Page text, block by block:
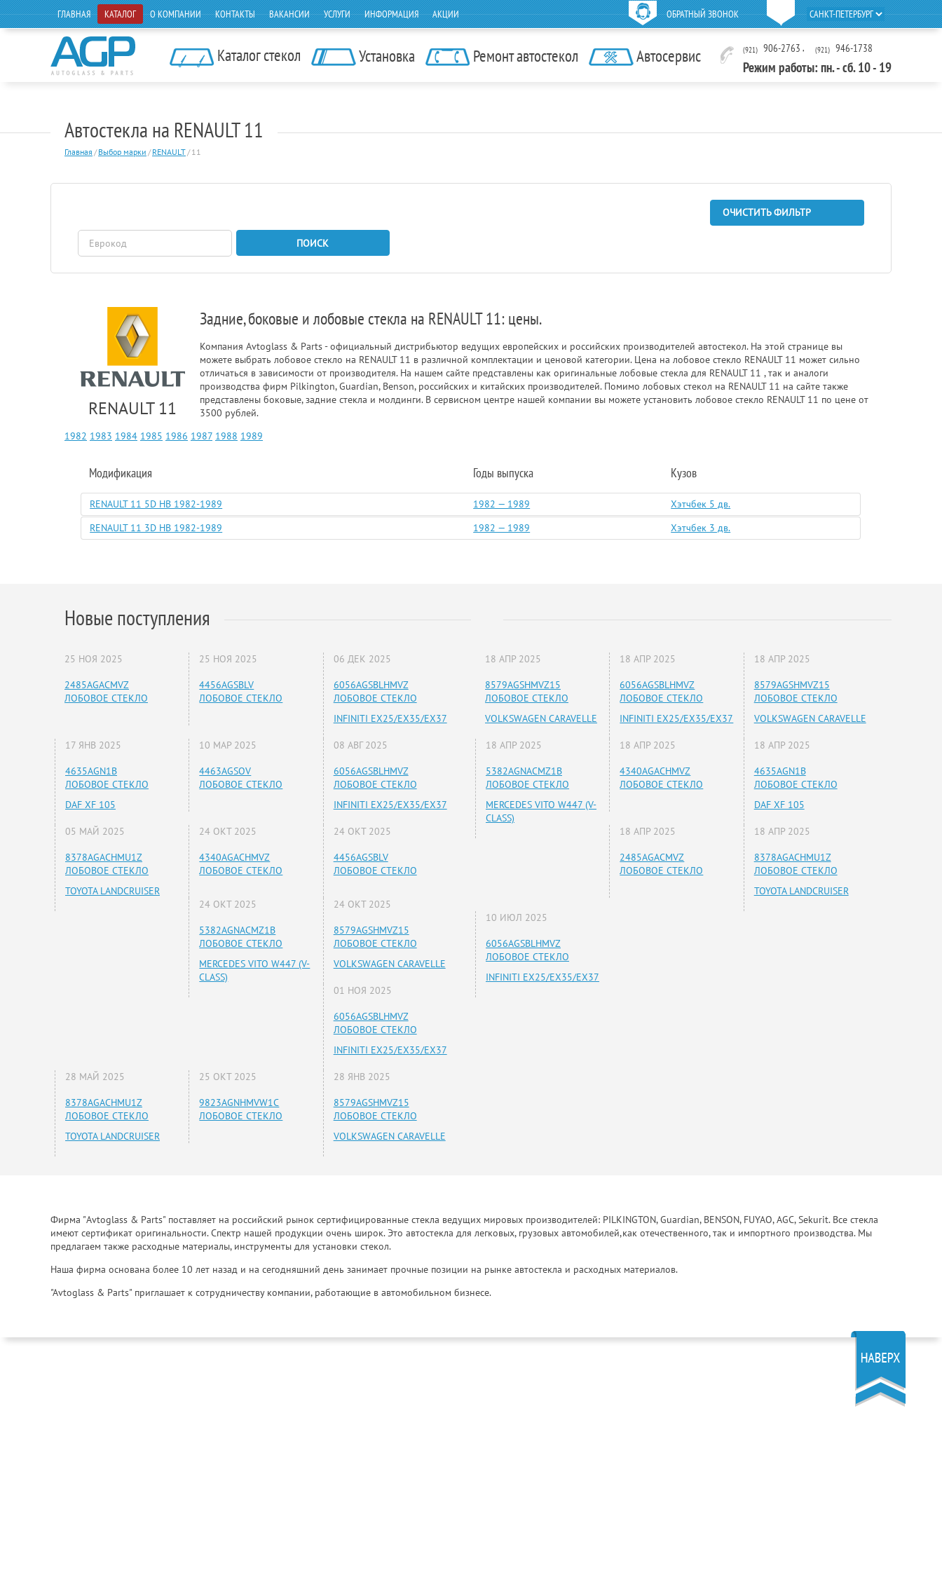
ОБРАТНЫЙ ЗВОНОК
ГЛАВНАЯ КАТАЛОГ О КОМПАНИИ КОНТАКТЫ ВАКАНСИИ УСЛУГИ ИНФОРМАЦИЯ АКЦИИ
Каталог стекол Установка Ремонт автостекол Автосервис (921) 906-2763 , (921) 946-1738
Режим работы: пн. - сб. 10 - 19
Автостекла на RENAULT 11
Главная / Выбор марки / RENAULT/ 11
ОЧИСТИТЬ ФИЛЬТР
ПОИСК
RENAULT 11
Задние, боковые и лобовые стекла на RENAULT 11: цены.
Компания Avtoglass & Parts - официальный дистрибьютор ведущих европейских и российских производителей автостекол. На этой странице вы
можете выбрать лобовое стекло на RENAULT 11 в различной комплектации и ценовой категории. Цена на лобовое стекло RENAULT 11 может сильно
отличаться в зависимости от производителя. На нашем сайте представлены как оригинальные лобовые стекла для RENAULT 11 , так и аналоги
производства фирм Pilkington, Guardian, Benson, российских и китайских производителей. Помимо лобовых стекол на RENAULT 11 на сайте также
представлены боковые, задние стекла и молдинги. В сервисном центре нашей компании вы можете установить лобовое стекло RENAULT 11 по цене от
3500 рублей.
1982 1983 1984 1985 1986 1987 1988 1989
Модификация Годы выпуска Кузов
RENAULT 11 5D HB 1982-1989 1982 — 1989
Хэтчбек 5 дв.
RENAULT 11 3D HB 1982-1989
1982 — 1989 Хэтчбек 3 дв.
Новые поступления
25 НОЯ 2025
2485AGACMVZ
ЛОБОВОЕ СТЕКЛО
25 НОЯ 2025
4456AGSBLV
ЛОБОВОЕ СТЕКЛО
06 ДЕК 2025
6056AGSBLHMVZ
ЛОБОВОЕ СТЕКЛО
INFINITI EX25/EX35/EX37
17 ЯНВ 2025
4635AGN1B
ЛОБОВОЕ СТЕКЛО
DAF XF 105
10 МАР 2025
4463AGSOV
ЛОБОВОЕ СТЕКЛО
08 АВГ 2025
6056AGSBLHMVZ
ЛОБОВОЕ СТЕКЛО
INFINITI EX25/EX35/EX37
05 МАЙ 2025
8378AGACHMU1Z
ЛОБОВОЕ СТЕКЛО
TOYOTA LANDCRUISER
24 ОКТ 2025
4340AGACHMVZ
ЛОБОВОЕ СТЕКЛО
24 ОКТ 2025
4456AGSBLV
ЛОБОВОЕ СТЕКЛО
24 ОКТ 2025
5382AGNACMZ1B
ЛОБОВОЕ СТЕКЛО
MERCEDES VITO W447 (V-
CLASS)
24 ОКТ 2025
8579AGSHMVZ15
ЛОБОВОЕ СТЕКЛО
VOLKSWAGEN CARAVELLE
01 НОЯ 2025
6056AGSBLHMVZ
ЛОБОВОЕ СТЕКЛО
INFINITI EX25/EX35/EX37
28 МАЙ 2025
8378AGACHMU1Z
ЛОБОВОЕ СТЕКЛО
TOYOTA LANDCRUISER
25 ОКТ 2025
9823AGNHMVW1C
ЛОБОВОЕ СТЕКЛО
28 ЯНВ 2025
8579AGSHMVZ15
ЛОБОВОЕ СТЕКЛО
VOLKSWAGEN CARAVELLE
18 АПР 2025
8579AGSHMVZ15
ЛОБОВОЕ СТЕКЛО
VOLKSWAGEN CARAVELLE
18 АПР 2025
6056AGSBLHMVZ
ЛОБОВОЕ СТЕКЛО
INFINITI EX25/EX35/EX37
18 АПР 2025
8579AGSHMVZ15
ЛОБОВОЕ СТЕКЛО
VOLKSWAGEN CARAVELLE
18 АПР 2025
5382AGNACMZ1B
ЛОБОВОЕ СТЕКЛО
MERCEDES VITO W447 (V-
CLASS)
18 АПР 2025
4340AGACHMVZ
ЛОБОВОЕ СТЕКЛО
18 АПР 2025
4635AGN1B
ЛОБОВОЕ СТЕКЛО
DAF XF 105
18 АПР 2025
2485AGACMVZ
ЛОБОВОЕ СТЕКЛО
18 АПР 2025
8378AGACHMU1Z
ЛОБОВОЕ СТЕКЛО
TOYOTA LANDCRUISER
10 ИЮЛ 2025
6056AGSBLHMVZ
ЛОБОВОЕ СТЕКЛО
INFINITI EX25/EX35/EX37
Фирма "Avtoglass & Parts" поставляет на российский рынок сертифицированные стекла ведущих мировых производителей: PILKINGTON, Guardian, BENSON, FUYAO, AGC, Sekurit. Все стекла
имеют сертификат оригинальности. Спектр нашей продукции очень широк. Это автостекла для легковых, грузовых автомобилей,как отечественного, так и импортного производства. Мы
предлагаем также расходные материалы, инструменты для установки стекол.
Наша фирма основана более 10 лет назад и на сегодняшний день занимает прочные позиции на рынке автостекла и расходных материалов.
"Avtoglass & Parts" приглашает к сотрудничеству компании, работающие в автомобильном бизнесе.